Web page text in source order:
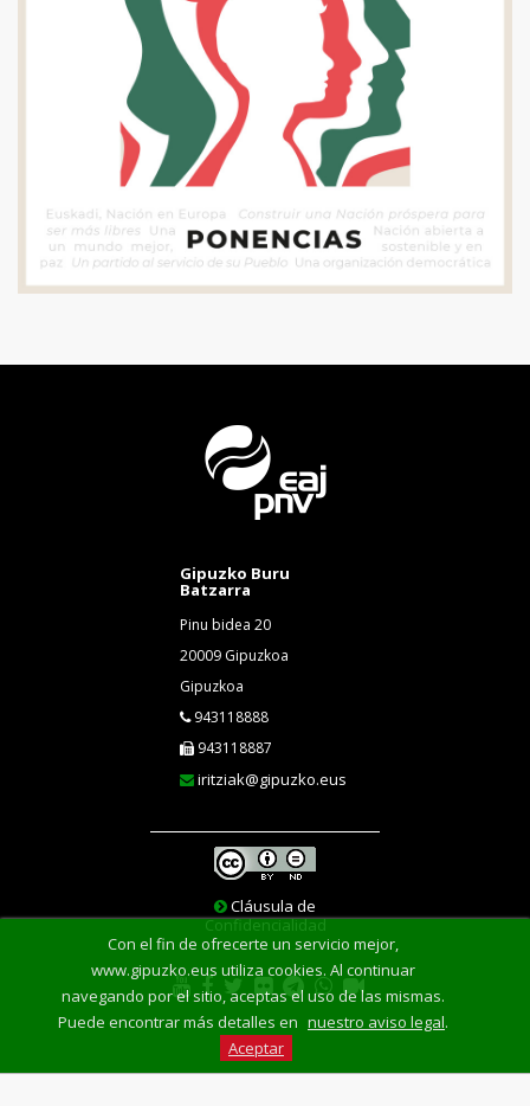
Con el fin de ofrecerte un servicio mejor,
www.gipuzko.eus utiliza cookies. Al continuar
navegando por el sitio, aceptas el uso de las mismas.
Puede encontrar más detalles en nuestro aviso legal.
Aceptar
Gipuzko Buru
Batzarra
Pinu bidea 20
20009 Gipuzkoa
Gipuzkoa
943118888
943118887
iritziak@gipuzko.eus
Cláusula de
Confidencialidad